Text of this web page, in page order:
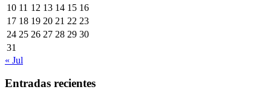
10 11 12 13 14 15 16
17 18 19 20 21 22 23
24 25 26 27 28 29 30
31
« Jul
Entradas recientes